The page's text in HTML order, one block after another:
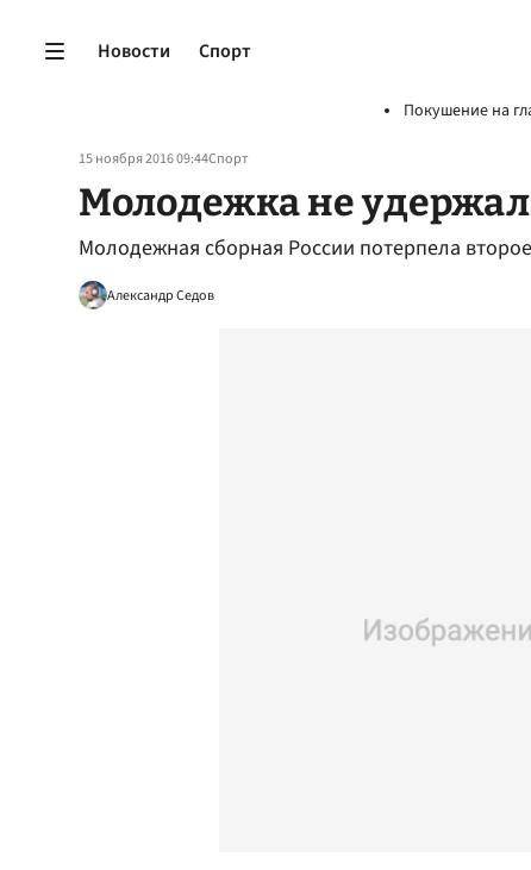
Новости Спорт
Покушение на
15 ноября 2016 09:44Спорт
Молодежка не
Молодежная сборная России потерпела
Александр Седов